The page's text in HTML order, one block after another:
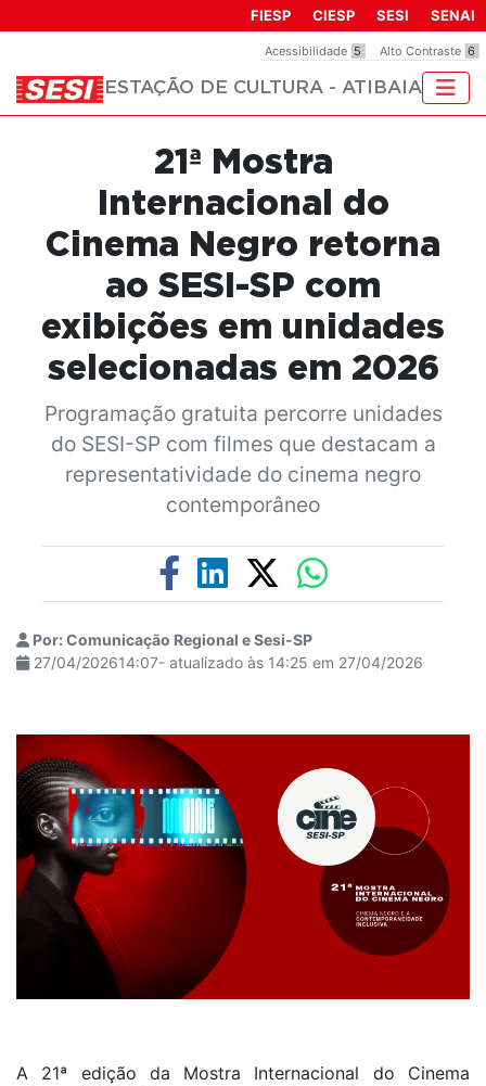
inclui
um
acessibilidade.
Acessibilidade 5 Alto Contraste 6
FIESP CIESP SESI SENAI
ESTAÇÃO DE CULTURA - ATIBAIA
21ª Mostra
Internacional do
Cinema Negro retorna
ao SESI-SP com
exibições em unidades
selecionadas em 2026
Programação gratuita percorre unidades
do SESI-SP com filmes que destacam a
representatividade do cinema negro
contemporâneo
Por: Comunicação Regional e Sesi-SP
27/04/202614:07- atualizado às 14:25 em 27/04/2026
A 21ª edição da Mostra Internacional do Cinema